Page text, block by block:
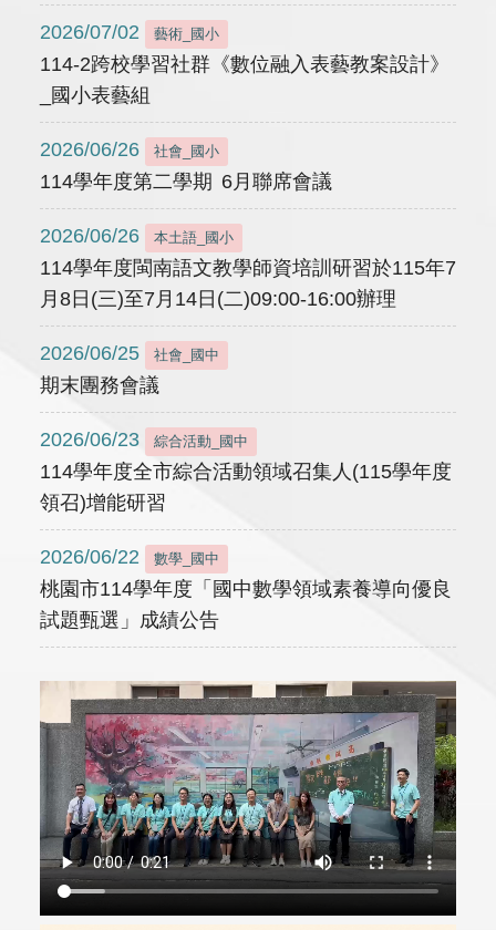
2026/07/02 藝術_國小
114-2跨校學習社群《數位融入表藝教案設計》
_國小表藝組
2026/06/26 社會_國小
114學年度第二學期 6月聯席會議
2026/06/26 本土語_國小
114學年度閩南語文教學師資培訓研習於115年7
月8日(三)至7月14日(二)09:00-16:00辦理
2026/06/25 社會_國中
期末團務會議
2026/06/23 綜合活動_國中
114學年度全市綜合活動領域召集人(115學年度
領召)增能研習
2026/06/22 數學_國中
桃園市114學年度「國中數學領域素養導向優良
試題甄選」成績公告